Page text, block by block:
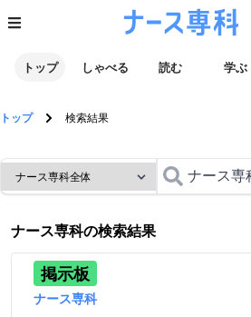
トップ しゃべる 読む 学ぶ
トップ 検索結果
ナース専科の検索結果
掲示板
ナース専科